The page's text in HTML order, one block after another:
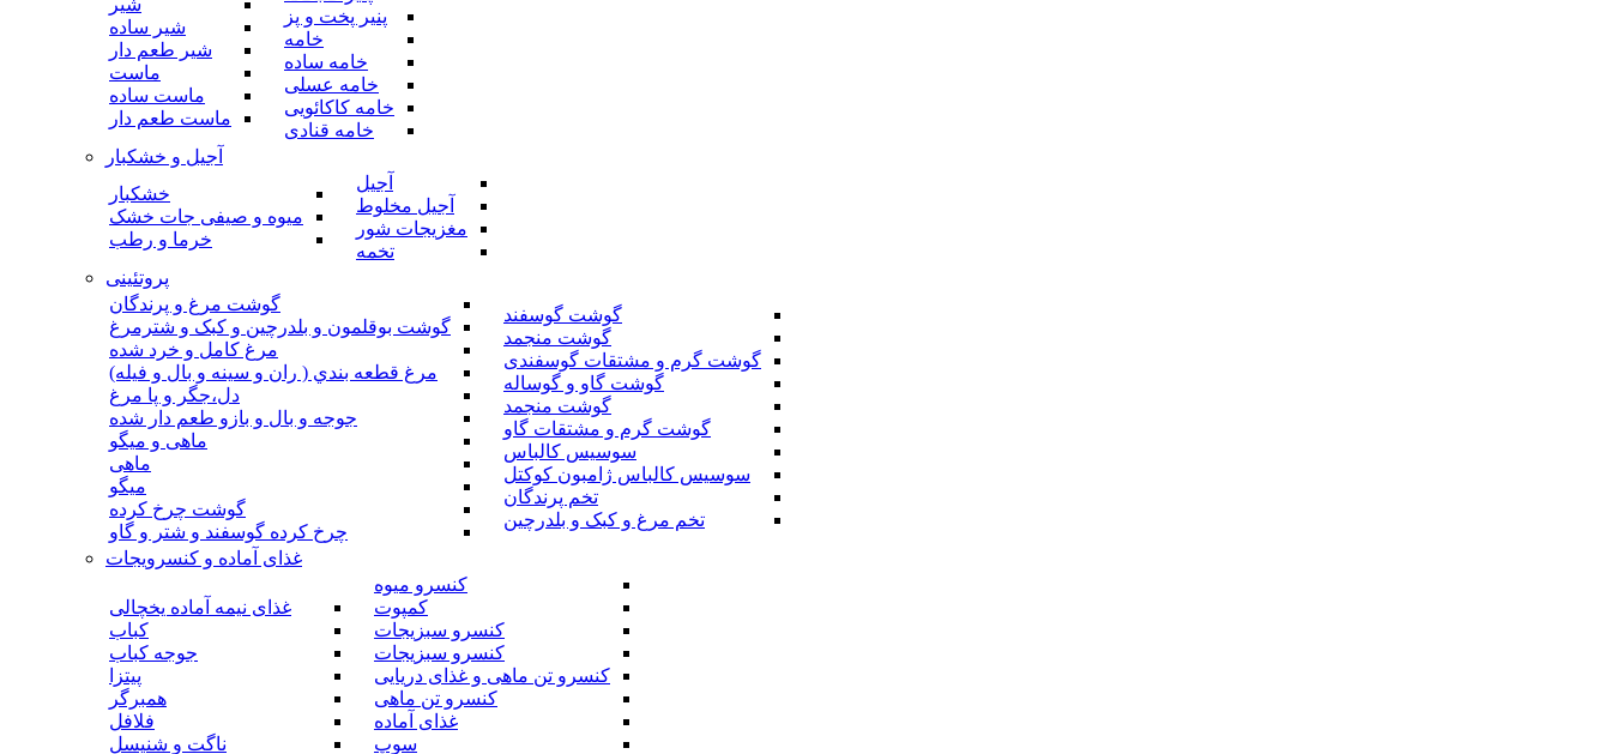
پنیر پخت و پز
خامه
خامه ساده
خامه عسلی
خامه کاکائویی
خامه قنادی
شیر
شیر ساده
شیر طعم دار
ماست
ماست ساده
ماست طعم دار
آجیل و خشکبار
آجیل
آجیل مخلوط
مغزیجات شور
تخمه
خشکبار
میوه و صیفی جات خشک
خرما و رطب
پروتئینی
گوشت گوسفند
گوشت منجمد
گوشت گرم و مشتقات گوسفندی
گوشت گاو و گوساله
گوشت منجمد
گوشت گرم و مشتقات گاو
سوسیس کالباس
سوسیس کالباس ژامبون کوکتل
تخم پرندگان
تخم مرغ و کبک و بلدرچین
گوشت مرغ و پرندگان
گوشت بوقلمون و بلدرچین و کبک و شترمرغ
مرغ کامل و خرد شده
مرغ قطعه بندي ( ران و سينه و بال و فيله)
دل،جگر و پا مرغ
جوجه و بال و بازو طعم دار شده
ماهی و میگو
ماهی
میگو
گوشت چرخ کرده
چرخ کرده گوسفند و شتر و گاو
غذای آماده و کنسرویجات
کنسرو میوه
کمپوت
کنسرو سبزیجات
کنسرو سبزیجات
کنسرو تن ماهی و غذای دریایی
کنسرو تن ماهی
غذای آماده
سوپ
غذای نیمه آماده یخچالی
کباب
جوجه کباب
پیتزا
همبرگر
فلافل
ناگت و شنیسل